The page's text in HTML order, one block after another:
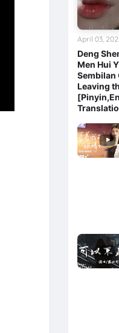
Deng
Men Hui
Sembilan
Leaving
April 03,